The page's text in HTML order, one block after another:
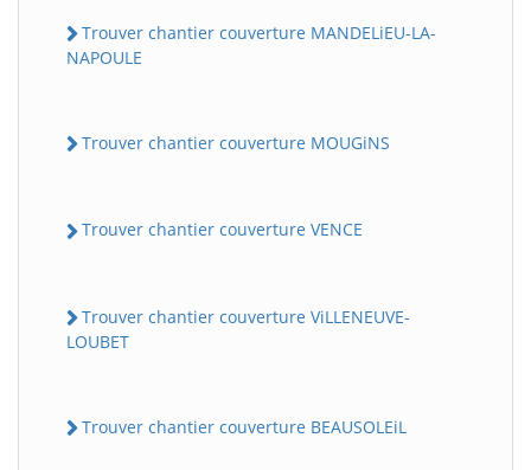
Trouver chantier couverture MANDELiEU-LA-
NAPOULE
Trouver chantier couverture MOUGiNS
Trouver chantier couverture VENCE
Trouver chantier couverture ViLLENEUVE-
LOUBET
Trouver chantier couverture BEAUSOLEiL